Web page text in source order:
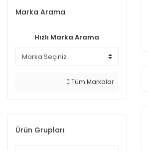
Marka Arama
Hızlı Marka Arama
Tüm Markalar
Ürün Grupları